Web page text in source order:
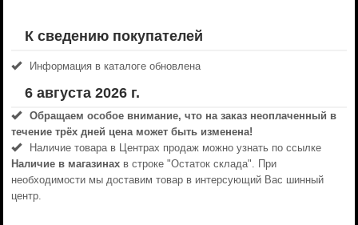
К сведению покупателей
Информация в каталоге обновлена
6 августа 2026 г.
Обращаем особое внимание, что на заказ неоплаченный в
течениe трёх дней цена может быть изменена!
Наличие товара в Центрах продаж можно узнать по ссылке
Наличие в магазинахв строке "Остаток склада". При
необходимости мы доставим товар в интерсующий Вас шинный
центр.